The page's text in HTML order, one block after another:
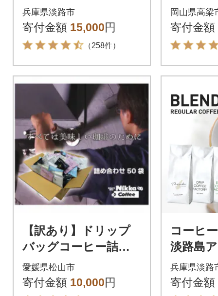
ット 3種 2kg(500g×計
4袋) at14503
兵庫県淡路市
寄付金額 15,000円
（258件）
ット
岡山県高梁
寄付金額
【訳あり】ドリップ
バッグコーヒー詰め
合わせ50袋
愛媛県松山市
寄付金額 10,000円
コーヒ
淡路島
ト 3種
4袋)
兵庫県淡路
寄付金額